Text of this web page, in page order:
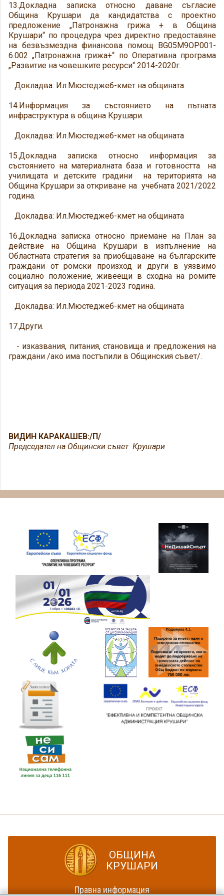
13.Докладна записка относно даване съгласие
Община Крушари да кандидатства с проектно
предложение „Патронажна грижа + в Община
Крушари“ по процедура чрез директно предоставяне
на безвъзмездна финансова помощ BG05M9OP001-
6.002 „Патронажна грижа+“ по Оперативна програма
„Развитие на човешките ресурси“ 2014-2020г.
Докладва: Ил.Мюстеджеб-кмет на общината
14.Информация за състоянието на пътната
инфраструктура в община Крушари.
Докладва: Ил.Мюстеджеб-кмет на общината
15.Докладна записка относно информация за
състоянието на материалната база и готовността на
училищата и детските градини на територията на
Община Крушари за откриване на учебната 2021/2022
година.
Докладва: Ил.Мюстеджеб-кмет на общината
16.Докладна записка относно приемане на План за
действие на Община Крушари в изпълнение на
Областната стратегия за приобщаване на българските
граждани от ромски произход и други в уязвимо
социално положение, живеещи в сходна на ромите
ситуация за периода 2021-2023 година.
Докладва: Ил.Мюстеджеб-кмет на общината
17.Други.
- изказвания, питания, становища и предложения на
граждани /ако има постъпили в Общинския съвет/.
ВИДИН КАРАКАШЕВ:/П/
Председател на Общински съвет Крушари
ОБЩИНА
КРУШАРИ
Правна информация